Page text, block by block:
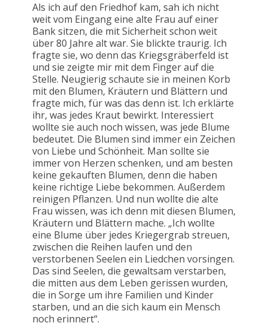
Als ich auf den Friedhof kam, sah ich nicht
weit vom Eingang eine alte Frau auf einer
Bank sitzen, die mit Sicherheit schon weit
über 80 Jahre alt war. Sie blickte traurig. Ich
fragte sie, wo denn das Kriegsgräberfeld ist
und sie zeigte mir mit dem Finger auf die
Stelle. Neugierig schaute sie in meinen Korb
mit den Blumen, Kräutern und Blättern und
fragte mich, für was das denn ist. Ich erklärte
ihr, was jedes Kraut bewirkt. Interessiert
wollte sie auch noch wissen, was jede Blume
bedeutet. Die Blumen sind immer ein Zeichen
von Liebe und Schönheit. Man sollte sie
immer von Herzen schenken, und am besten
keine gekauften Blumen, denn die haben
keine richtige Liebe bekommen. Außerdem
reinigen Pflanzen. Und nun wollte die alte
Frau wissen, was ich denn mit diesen Blumen,
Kräutern und Blättern mache. „Ich wollte
eine Blume über jedes Kriegergrab streuen,
zwischen die Reihen laufen und den
verstorbenen Seelen ein Liedchen vorsingen.
Das sind Seelen, die gewaltsam verstarben,
die mitten aus dem Leben gerissen wurden,
die in Sorge um ihre Familien und Kinder
starben, und an die sich kaum ein Mensch
noch erinnert“.